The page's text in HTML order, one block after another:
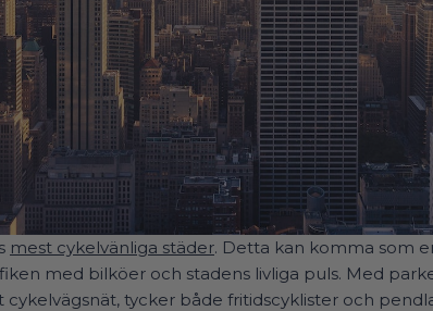
mest cykelvänliga städer. Detta kan komma som
med bilköer och stadens livliga puls. Med
tycker både fritidscyklister och